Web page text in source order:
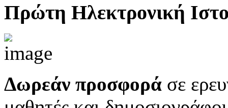
Πρώτη Ηλεκτρονική
Δωρεάν προσφορά σε